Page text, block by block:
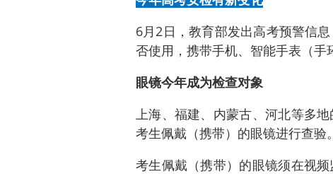
6月2日，教育部发出高考预警信
否使用，携带手机、智能手表（手
眼镜今年成为检查对象
上海、福建、内蒙古、河北等多
考生佩戴（携带）的眼镜进行查验。
考生佩戴（携带）的眼镜须在视